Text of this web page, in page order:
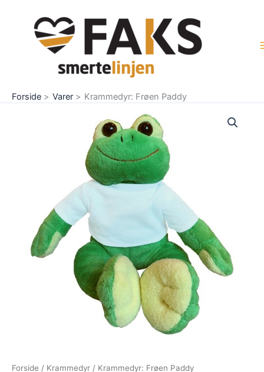
indholdet
Forside Varer Krammedyr: Frøen Paddy
Forside / Krammedyr / Krammedyr: Frøen Paddy